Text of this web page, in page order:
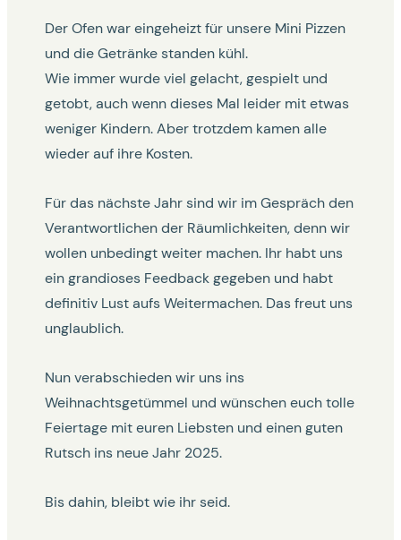
Der Ofen war eingeheizt für unsere Mini Pizzen
und die Getränke standen kühl.
Wie immer wurde viel gelacht, gespielt und
getobt, auch wenn dieses Mal leider mit etwas
weniger Kindern. Aber trotzdem kamen alle
wieder auf ihre Kosten.
Für das nächste Jahr sind wir im Gespräch den
Verantwortlichen der Räumlichkeiten, denn wir
wollen unbedingt weiter machen. Ihr habt uns
ein grandioses Feedback gegeben und habt
definitiv Lust aufs Weitermachen. Das freut uns
unglaublich.
Nun verabschieden wir uns ins
Weihnachtsgetümmel und wünschen euch tolle
Feiertage mit euren Liebsten und einen guten
Rutsch ins neue Jahr 2025.
Bis dahin, bleibt wie ihr seid.